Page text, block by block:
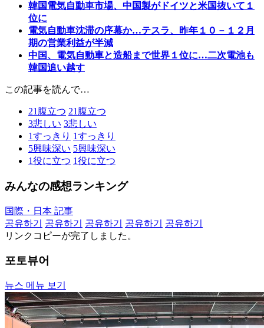
韓国電気自動車市場、中国製がドイツと米国抜いて１
位に
電気自動車沈滞の序幕か…テスラ、昨年１０－１２月
期の営業利益が半減
中国、電気自動車と造船まで世界１位に…二次電池も
韓国追い越す
この記事を読んで…
21 腹立つ 21 腹立つ
3悲しい 3悲しい
1すっきり 1すっきり
5興味深い 5興味深い
1役に立つ 1役に立つ
みんなの感想ランキング
国際・日本 記事
공유하기
공유하기 공유하기 공유하기
공유하기
リンクコピーが完了しました。
포토뷰어
뉴스 메뉴 보기